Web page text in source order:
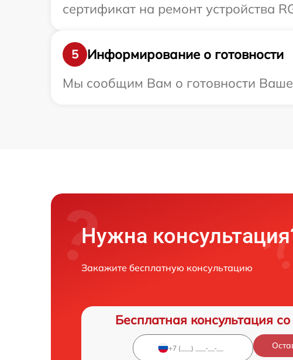
сертификат на ремонт устройства
5
Информирование о готовности
Мы сообщим Вам о готовности
Нужна
Закажите бесплатную консультацию
Бесплатная консультация